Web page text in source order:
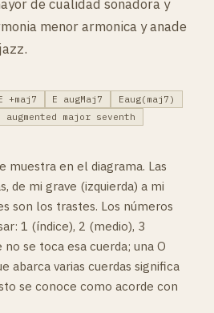
de cualidad sonadora y
menor armonica y anade
+maj7 E augMaj7
Eaug(maj7)
augmented major seventh
muestra en el diagrama. Las
de mi grave (izquierda) a mi
son los trastes. Los números
1 (índice), 2 (medio), 3
se toca esa cuerda; una O
abarca varias cuerdas significa
se conoce como acorde con